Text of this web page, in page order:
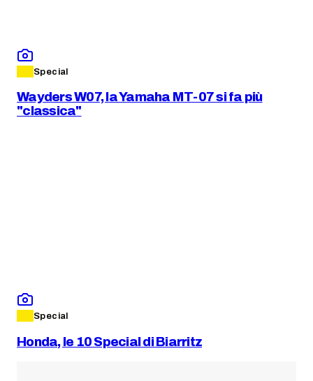
Special
Wayders W07, la Yamaha MT-07 si fa più
"classica"
Special
Honda, le 10 Special di Biarritz